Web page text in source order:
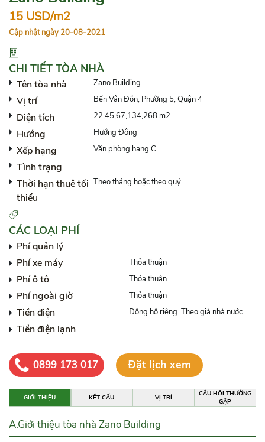
15 USD/m2
Cập nhật ngày 20-08-2021
CHI TIẾT TÒA NHÀ
Tên tòa nhà Zano Building
Vị trí Bến Vân Đồn, Phường 5, Quận 4
Diện tích 22,45,67,134,268 m2
Hướng Hướng Đông
Xếp hạng Văn phòng hạng C
Tình trạng
Thời hạn thuê tối
thiểu
Theo tháng hoặc theo quý
CÁC LOẠI PHÍ
Phí quản lý
Phí xe máy
Thỏa thuận
Phí ô tô Thỏa thuận
Phí ngoài giờ Thỏa thuận
Tiền điện Đồng hồ riêng. Theo giá nhà nước
Tiền điện lạnh
0899 173 017 Đặt lịch xem
GIỚI THIỆU KẾT CẤU VỊ TRÍ
CÂU HỎI THƯỜNG
GẶP
A.Giới thiệu tòa nhà Zano Building